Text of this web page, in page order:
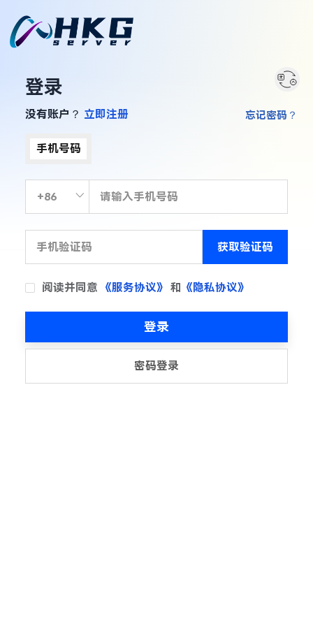
登录
没有账户？ 立即注册
手机号码
获取验证码
阅读并同意 《服务协议》 和 《隐私协议》
忘记密码？
登录
密码登录